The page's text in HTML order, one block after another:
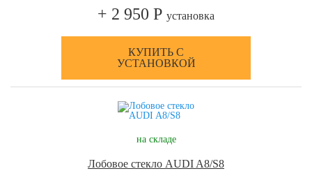
+ 2 950 Р установка
КУПИТЬ С
УСТАНОВКОЙ
на складе
Лобовое стекло AUDI A8/S8